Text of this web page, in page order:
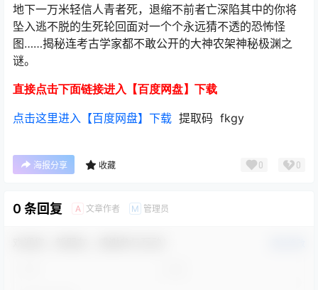
地下一万米轻信人青者死，退缩不前者亡深陷其中的你将
坠入逃不脱的生死轮回面对一个个永远猜不透的恐怖怪
图……揭秘连考古学家都不敢公开的大神农架神秘极渊之
谜。
直接点击下面链接进入【百度网盘】下载
点击这里进入【百度网盘】下载 提取码 fkgy
海报分享 收藏 0 0
0 条回复 A 文章作者 M 管理员